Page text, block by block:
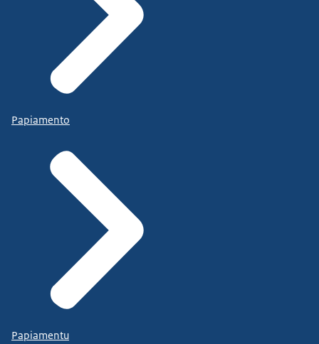
Papiamento
Papiamentu